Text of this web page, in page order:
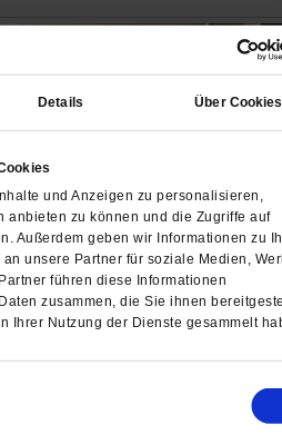
Details Über Cookies
und Anzeigen zu personalisieren,
anbieten zu können und die Zugriffe auf
Außerdem geben wir Informationen zu
unsere Partner für soziale Medien,
führen diese Informationen
zusammen, die Sie ihnen
Ihrer Nutzung der Dienste gesammelt
sensiblere Gerichte
die Juristin Beate Rudolf.